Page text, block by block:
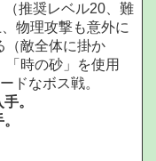
（推奨レベル20、難
物理攻撃も意外に
（敵全体に掛か
「時の砂」を使用
ドなボス戦。
。